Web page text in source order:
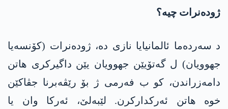
ژودەنرات چیە؟
د سەردەما ئالمانیایا نازی دە، ژودەنرات (کۆنسەیا
جھوویان) ل گەتۆیێن جھوویان یێن داگیرکری ھاتن
دامەزراندن، کو ب فەرمی ژ بۆ رێڤەبرنا جڤاکێن
خوە ھاتن ئەرکدارکرن. لێبەلێ، ئەرکا وان یا